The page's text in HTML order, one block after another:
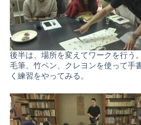
後半は、場所を変えてワークを行う。
毛筆、竹ペン、クレヨンを使って手
く練習をやってみる。